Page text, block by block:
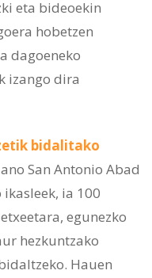
eta bideoekin
hobetzen
dagoeneko
izango dira
bidalitako
San Antonio Abad
ia 100
egunezko
hezkuntzako
Hauen